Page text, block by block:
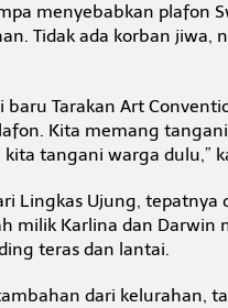
menyebabkan plafon
Tidak ada korban jiwa,
Tarakan Art
Kita memang
tangani warga dulu,”
Lingkas Ujung, tepatnya
milik Karlina dan Darwin
teras dan lantai.
dari kelurahan,